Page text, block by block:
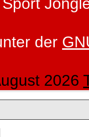
der
2026